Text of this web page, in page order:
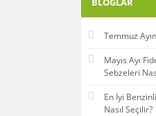
Temmuz
Mayıs Ayı
Sebzeleri
En İyi
Nasıl Seçilir?